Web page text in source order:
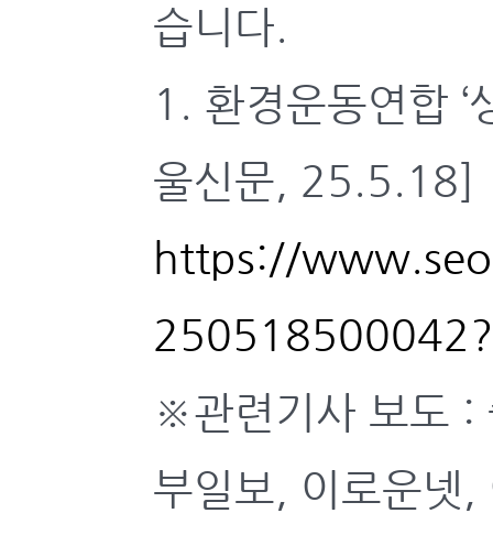
습니다.
1. 환경운동연합
울신문, 25.5.18]
https://
※관련기사 보도 :
부일보, 이로운넷